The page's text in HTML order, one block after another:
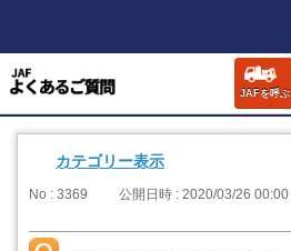
JAFを呼ぶ
カテゴリー表示
No : 3369 公開日時 : 2020/03/26 00:00